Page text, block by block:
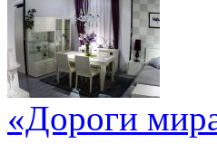
«Дороги